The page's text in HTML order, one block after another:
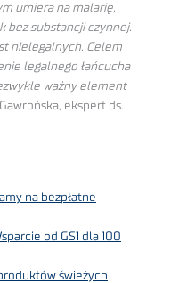
umiera na malarię,
bez substancji czynnej.
nielegalnych. Celem
legalnego łańcucha
ważny element
ekspert ds.
na bezpłatne
od GS1 dla 100
świeżych